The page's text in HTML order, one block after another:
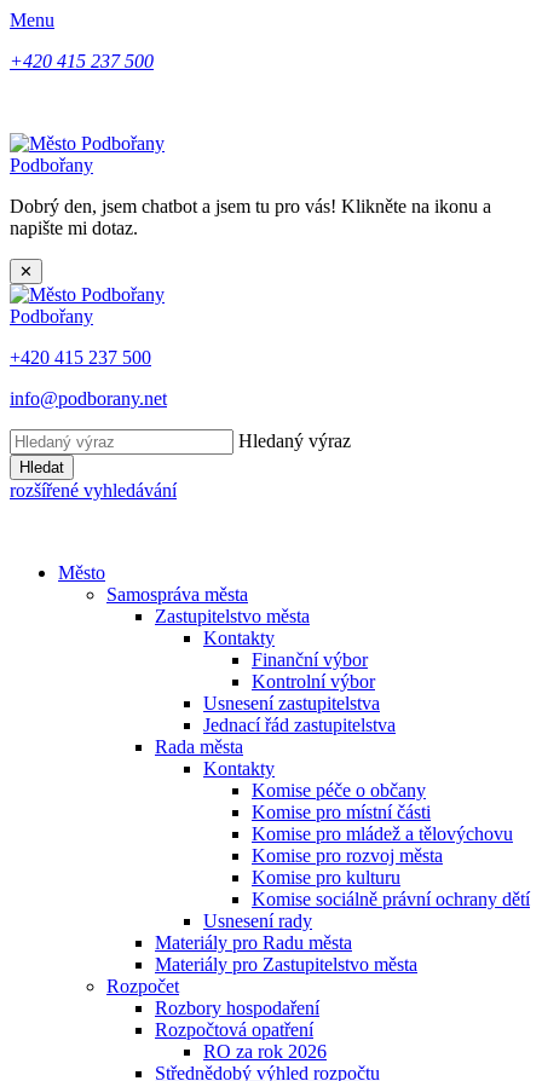
Menu
+420 415 237 500
Podbořany
Dobrý den, jsem chatbot a jsem tu pro vás! Klikněte na ikonu a
napište mi dotaz.
✕
Podbořany
+420 415 237 500
info@podborany.net
Hledaný výraz
Hledat
rozšířené vyhledávání
Město
Samospráva města
Zastupitelstvo města
Kontakty
Finanční výbor
Kontrolní výbor
Usnesení zastupitelstva
Jednací řád zastupitelstva
Rada města
Kontakty
Komise péče o občany
Komise pro místní části
Komise pro mládež a tělovýchovu
Komise pro rozvoj města
Komise pro kulturu
Komise sociálně právní ochrany dětí
Usnesení rady
Materiály pro Radu města
Materiály pro Zastupitelstvo města
Rozpočet
Rozbory hospodaření
Rozpočtová opatření
RO za rok 2026
Střednědobý výhled rozpočtu